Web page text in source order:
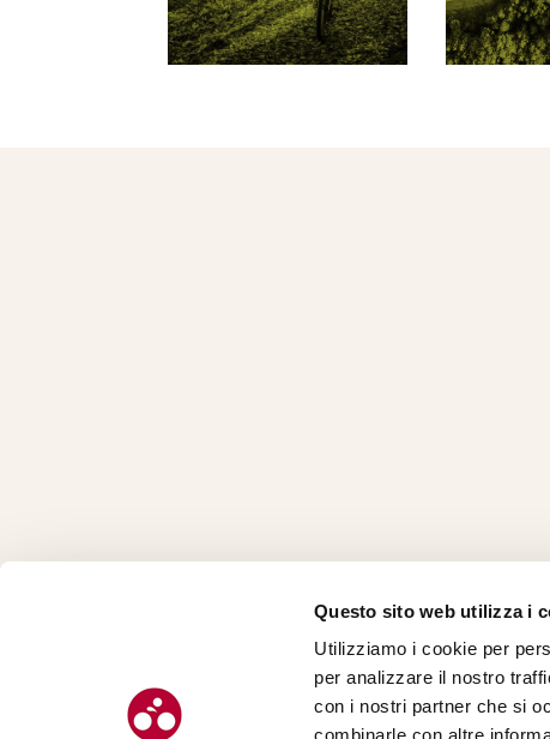
Questo sito web utilizza i
Utilizziamo i cookie per
per analizzare il nostro
con i nostri partner che si
CHI SIAMO
CONTATTI